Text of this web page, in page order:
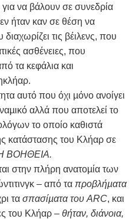
για να βάλουν σε συνεδρία
ήταν καν σε θέση να
τις βέιλενς, που
ασθένειες, που
τα κεφάλια και
αυτό που όχι µόνο ανοίγει
αλλά που αποτελεί το
το οποίο καθιστά
κατάστασης του Κλήαρ σε
ΒΟΗΘΕΙΑ.
στην πλήρη ανατοµία των
– από τα προβλήµατα
τα σπασίµατα του ARC, και
του Κλήαρ – θήταν, διάνοια,